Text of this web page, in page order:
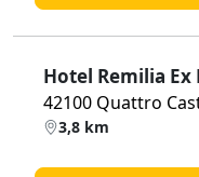
Hotel Remilia Ex
42100 Quattro
3,8 km